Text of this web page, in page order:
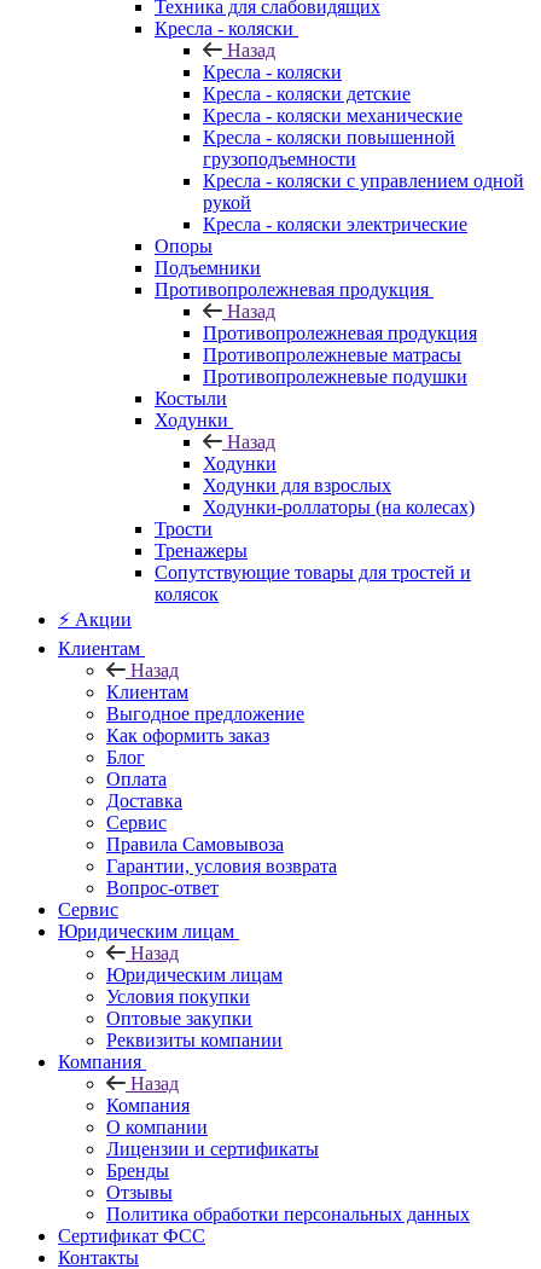
Техника для слабовидящих
Кресла - коляски
Назад
Кресла - коляски
Кресла - коляски детские
Кресла - коляски механические
Кресла - коляски повышенной
грузоподъемности
Кресла - коляски с управлением одной
рукой
Кресла - коляски электрические
Опоры
Подъемники
Противопролежневая продукция
Назад
Противопролежневая продукция
Противопролежневые матрасы
Противопролежневые подушки
Костыли
Ходунки
Назад
Ходунки
Ходунки для взрослых
Ходунки-роллаторы (на колесах)
Трости
Тренажеры
Сопутствующие товары для тростей и
колясок
⚡ Акции
Клиентам
Назад
Клиентам
Выгодное предложение
Как оформить заказ
Блог
Оплата
Доставка
Сервис
Правила Самовывоза
Гарантии, условия возврата
Вопрос-ответ
Сервис
Юридическим лицам
Назад
Юридическим лицам
Условия покупки
Оптовые закупки
Реквизиты компании
Компания
Назад
Компания
О компании
Лицензии и сертификаты
Бренды
Отзывы
Политика обработки персональных данных
Сертификат ФСС
Контакты